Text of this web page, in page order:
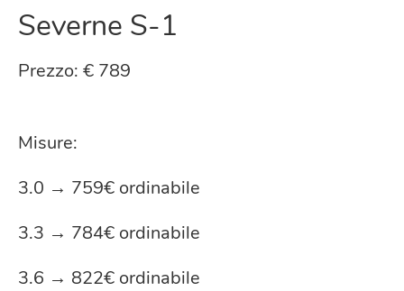
Severne S-1
Prezzo: € 789
Misure:
3.0 → 759€ ordinabile
3.3 → 784€ ordinabile
3.6 → 822€ ordinabile